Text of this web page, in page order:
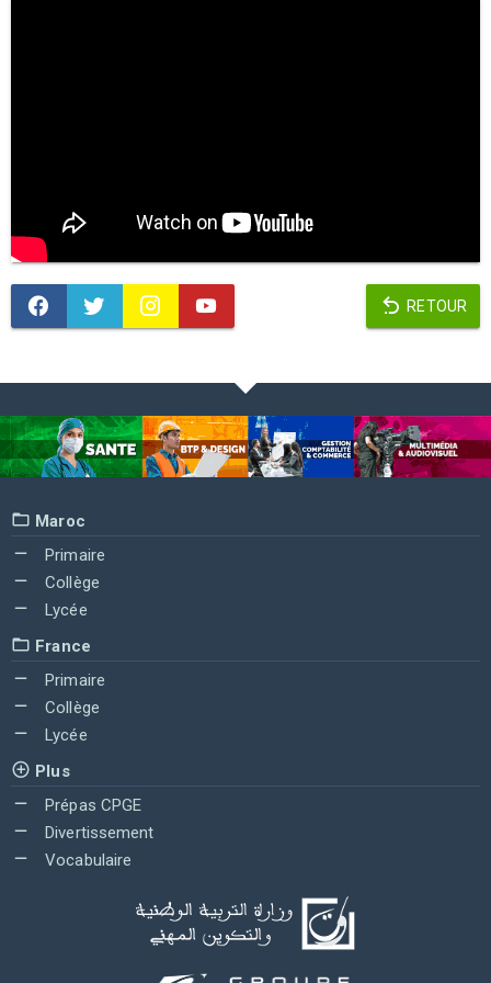
RETOUR
Maroc
Primaire
Collège
Lycée
France
Primaire
Collège
Lycée
Plus
Prépas CPGE
Divertissement
Vocabulaire